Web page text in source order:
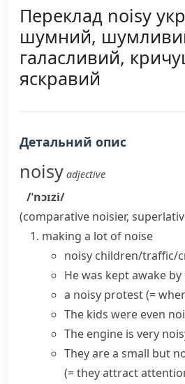
Переклад noisy
шумний,
галасливий,
яскравий
Детальний опис
noisy adjective
/ˈnɔɪzi/
(comparative noisier,
making a lot of noise
noisy children/traffic/
He was kept awake
a noisy protest(=
The kids were even
The engine is very
They are a small but
(= they attract